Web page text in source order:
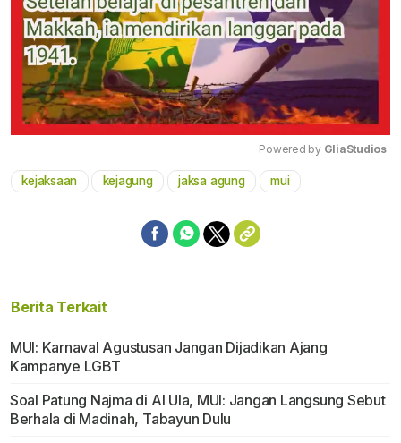
Powered by GliaStudios
kejaksaan kejagung jaksa agung mui
Berita Terkait
MUI: Karnaval Agustusan Jangan Dijadikan Ajang
Kampanye LGBT
Soal Patung Najma di Al Ula, MUI: Jangan Langsung Sebut
Berhala di Madinah, Tabayun Dulu